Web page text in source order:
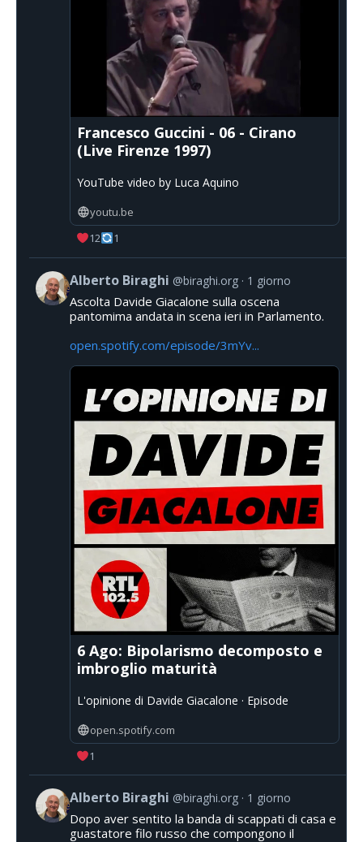
Francesco Guccini - 06 - Cirano
(Live Firenze 1997)
YouTube video by Luca Aquino
youtu.be
12
1
Alberto Biraghi @biraghi.org 1 giorno
Ascolta Davide Giacalone sulla oscena
pantomima andata in scena ieri in Parlamento.
open.spotify.com/episode/3mYv...
6 Ago: Bipolarismo decomposto e
imbroglio maturità
L'opinione di Davide Giacalone · Episode
open.spotify.com
1
Alberto Biraghi @biraghi.org 1 giorno
Dopo aver sentito la banda di scappati di casa e
guastatore filo russo che compongono il